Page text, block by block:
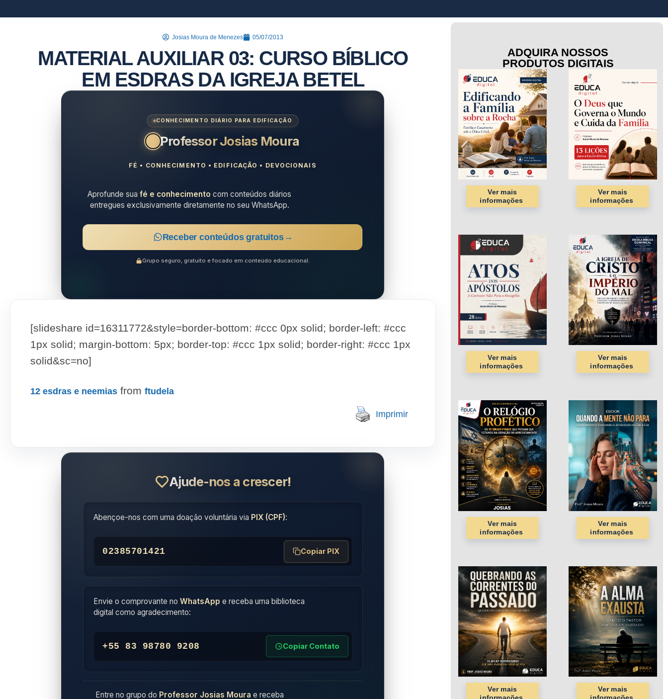
Josias Moura de Menezes 05/07/2013
MATERIAL AUXILIAR 03: CURSO BÍBLICO
EM ESDRAS DA IGREJA BETEL
CONHECIMENTO DIÁRIO PARA EDIFICAÇÃO
Professor Josias Moura
FÉ • CONHECIMENTO • EDIFICAÇÃO • DEVOCIONAIS
Aprofunde suafé e conhecimento com conteúdos diários
entregues exclusivamente diretamente no seu WhatsApp.
Receber conteúdos gratuitos →
Grupo seguro, gratuito e focado em conteúdo educacional.
[slideshare id=16311772&style=border-bottom: #ccc 0px solid; border-left: #ccc
1px solid; margin-bottom: 5px; border-top: #ccc 1px solid; border-right: #ccc 1px
solid&sc=no]
12 esdras e neemias from ftudela
Imprimir
Ajude-nos a crescer!
Abençoe-nos com uma doação voluntária via PIX (CPF):
02385701421 Copiar PIX
Envie o comprovante noWhatsApp e receba uma biblioteca
digital como agradecimento:
+55 83 98780 9208 Copiar Contato
Entre no grupo do Professor Josias Moura e receba
ADQUIRA NOSSOS
PRODUTOS DIGITAIS